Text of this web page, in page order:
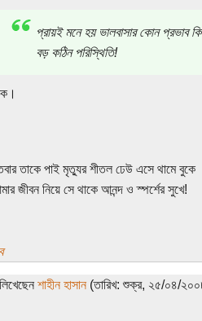
প্রায়ই মনে হয় ভালবাসার কোন প্রভাব
বড় কঠিন পরিস্থিতি!
তাকে পাই মৃত্যুর শীতল ঢেউ এসে থামে বুকে
জীবন নিয়ে সে থাকে আনন্দ ও স্পর্শের সুখে!
শাহীন হাসান(তারিখ: শুক্র, ২৫/০৪/